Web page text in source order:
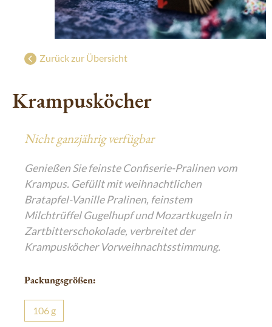
g
Süße Grüße aus Wien
Geschenke mit Wiener Charme
Luxuriöser Genuss
Saisonal: Süßes vom Christkind
Edle Geschenke zum Fest
Zurück zur Übersicht
Krampus­köcher
Nicht ganzjährig verfügbar
Genießen Sie feinste Confiserie-Pralinen vom
Krampus. Gefüllt mit weihnachtlichen
Bratapfel-Vanille Pralinen, feinstem
Milchtrüffel Gugelhupf und Mozartkugeln in
Zartbitterschokolade, verbreitet der
Krampusköcher Vorweihnachtsstimmung.
Packungsgrößen:
106 g